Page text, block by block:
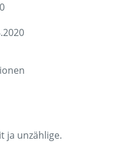
ja unzählige.